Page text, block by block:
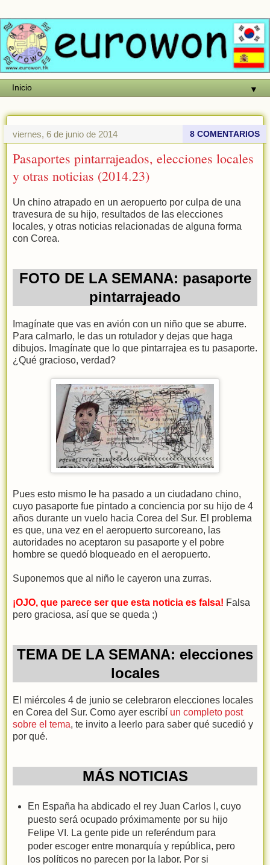
▼
viernes, 6 de junio de 2014 8 COMENTARIOS
Pasaportes pintarrajeados, elecciones locales
y otras noticias (2014.23)
Un chino atrapado en un aeropuerto por culpa de una
travesura de su hijo, resultados de las elecciones
locales, y otras noticias relacionadas de alguna forma
con Corea.
FOTO DE LA SEMANA: pasaporte
pintarrajeado
Imagínate que vas en avión con un niño que se aburre.
Para calmarlo, le das un rotulador y dejas que haga
dibujos. Imagínate que lo que pintarrajea es tu pasaporte.
¿Qué gracioso, verdad?
Pues esto mismo le ha pasado a un ciudadano chino,
cuyo pasaporte fue pintado a conciencia por su hijo de 4
años durante un vuelo hacia Corea del Sur. El problema
es que, una vez en el aeropuerto surcoreano, las
autoridades no aceptaron su pasaporte y el pobre
hombre se quedó bloqueado en el aeropuerto.
Suponemos que al niño le cayeron una zurras.
¡OJO, que parece ser que esta noticia es falsa! Falsa
pero graciosa, así que se queda ;)
TEMA DE LA SEMANA: elecciones
locales
El miércoles 4 de junio se celebraron elecciones locales
en Corea del Sur. Como ayer escribí un completo post
sobre el tema, te invito a leerlo para saber qué sucedió y
por qué.
MÁS NOTICIAS
En España ha abdicado el rey Juan Carlos I, cuyo
puesto será ocupado próximamente por su hijo
Felipe VI. La gente pide un referéndum para
poder escoger entre monarquía y república, pero
los políticos no parecen por la labor. Por si